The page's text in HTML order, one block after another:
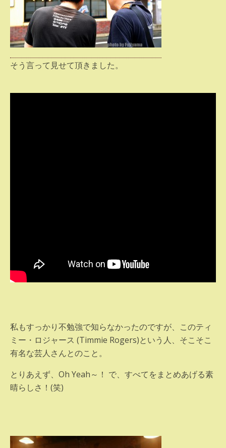
そう言って見せて頂きました。
私もすっかり不勉強で知らなかったのですが、このティ
ミー・ロジャース (Timmie Rogers)という人、そこそこ
有名な芸人さんとのこと。
とりあえず、Oh Yeah～！ で、すべてをまとめあげる素
晴らしさ！(笑)